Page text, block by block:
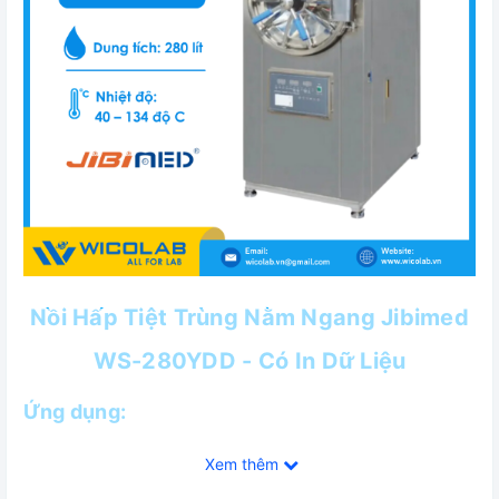
Nồi Hấp Tiệt Trùng Nằm Ngang Jibimed
WS-280YDD - Có In Dữ Liệu
Ứng dụng:
viện, trung tâm chăm sóc sức khỏe cộng đồng, trạm y tế,
Xem thêm